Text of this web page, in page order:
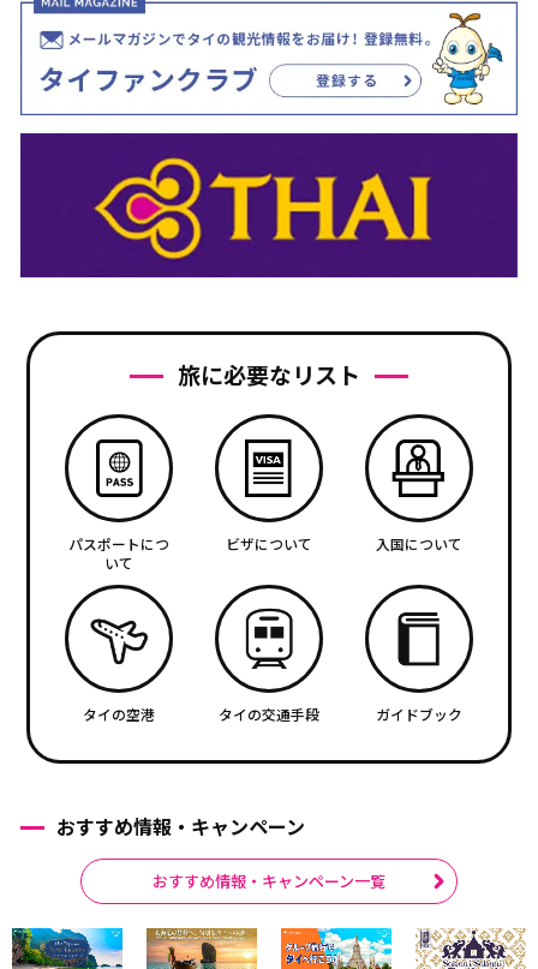
旅に必要なリスト
パスポートにつ
いて
ビザについて 入国について
タイの空港 タイの交通手段 ガイドブック
おすすめ情報・キャンペーン
おすすめ情報・キャンペーン一覧